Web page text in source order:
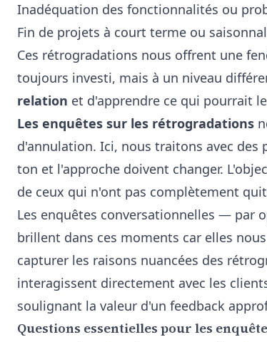
Inadéquation des fonctionnalités ou
Fin de projets à court terme ou
Ces rétrogradations nous offrent une
toujours investi, mais à un niveau
relation et d'apprendre ce qui pourrait
Les enquêtes sur les rétrogradations
d'annulation. Ici, nous traitons avec
ton et l'approche doivent changer.
de ceux qui n'ont pas complètement
Les enquêtes conversationnelles —
brillent dans ces moments car elles
capturer les raisons nuancées des
interagissent directement avec les
soulignant la valeur d'un feedback
Questions essentielles pour les